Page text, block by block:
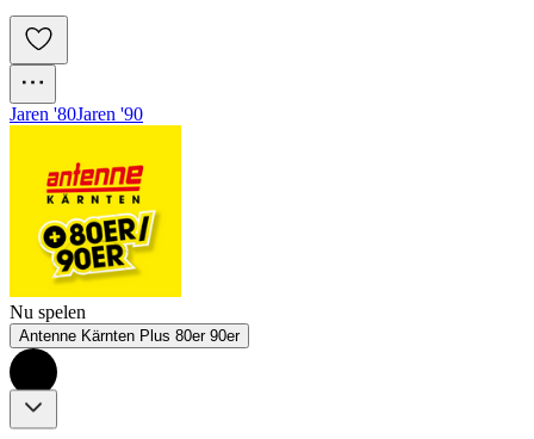
Jaren '80Jaren '90
Nu spelen
Antenne Kärnten Plus 80er 90er